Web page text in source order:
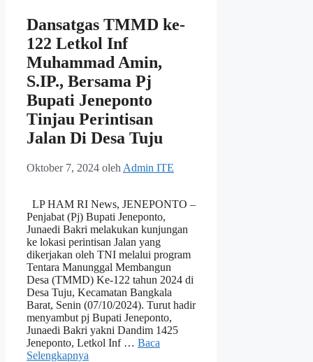
Dansatgas TMMD ke-
122 Letkol Inf
Muhammad Amin,
S.IP., Bersama Pj
Bupati Jeneponto
Tinjau Perintisan
Jalan Di Desa Tuju
Oktober 7, 2024 oleh Admin ITE
LP HAM RI News, JENEPONTO –
Penjabat (Pj) Bupati Jeneponto,
Junaedi Bakri melakukan kunjungan
ke lokasi perintisan Jalan yang
dikerjakan oleh TNI melalui program
Tentara Manunggal Membangun
Desa (TMMD) Ke-122 tahun 2024 di
Desa Tuju, Kecamatan Bangkala
Barat, Senin (07/10/2024). Turut hadir
menyambut pj Bupati Jeneponto,
Junaedi Bakri yakni Dandim 1425
Jeneponto, Letkol Inf … Baca
Selengkapnya